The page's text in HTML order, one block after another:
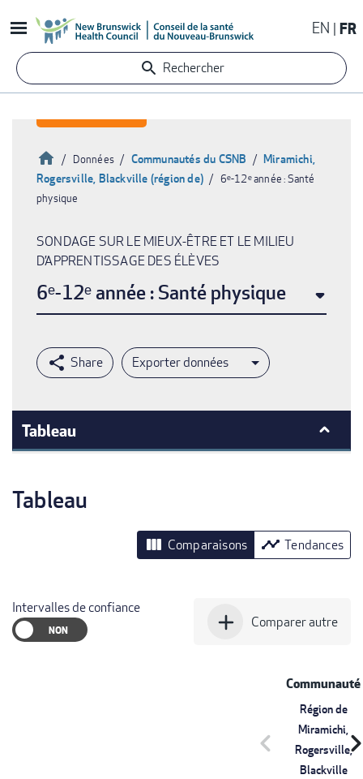
au
contenu
principal
EN FR
Rechercher
Fil
Accueil
Données Communautés du CSNB
Miramichi,
Rogersville, Blackville (région de)
6ᵉ-12ᵉ année : Santé
physique
SONDAGE SUR LE MIEUX-ÊTRE ET LE MILIEU
D’APPRENTISSAGE DES ÉLÈVES
6ᵉ-12ᵉ année : Santé physique
Exporter données
Tableau
Tableau
view_column Comparaisons timeline Tendances
Intervalles de confiance
add Comparer autre
Communauté
Région de
Miramichi,
Rogersville,
Blackville
chevron_left